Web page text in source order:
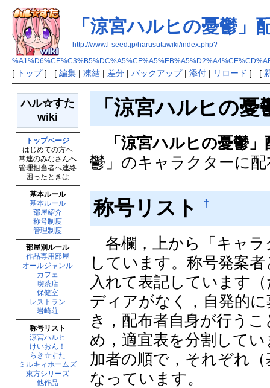
「涼宮ハルヒの憂鬱」
http://www.l-seed.jp/harusutawiki/index.php?
[ トップ] [ 編集| 凍結| 差分| バックアップ| 添付| リロード ] [
ハル☆すた
wiki
トップページ
はじめての方へ
常連のみなさんへ
管理担当者へ連絡
困ったときは
基本ルール
基本ルール
部屋紹介
称号制度
管理制度
部屋別ルール
作品専用部屋
オールジャンル
カフェ
喫茶店
保健室
レストラン
岩崎荘
称号リスト
涼宮ハルヒ
けいおん！
らき☆すた
ミルキィホームズ
東方シリーズ
他作品
「涼宮ハルヒの
「涼宮ハルヒの憂鬱
鬱」のキャラクターに
称号リスト †
各欄，上から「キャラ
しています。称号発案
入れて表記しています
ディアがなく，自発的
き，配布者自身が行う
め，適宜表を分割して
加者の順で，それぞれ
なっています。